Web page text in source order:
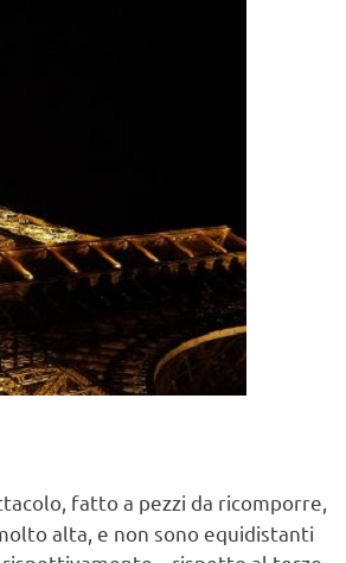
fatto a pezzi da ricomporre,
alta, e non sono equidistanti